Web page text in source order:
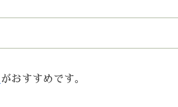
がおすすめです。